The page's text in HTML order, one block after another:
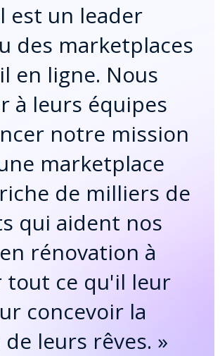
est un leader
des marketplaces
en ligne. Nous
à leurs équipes
notre mission
marketplace
de milliers de
qui aident nos
rénovation à
tout ce qu'il leur
concevoir la
leurs rêves. »